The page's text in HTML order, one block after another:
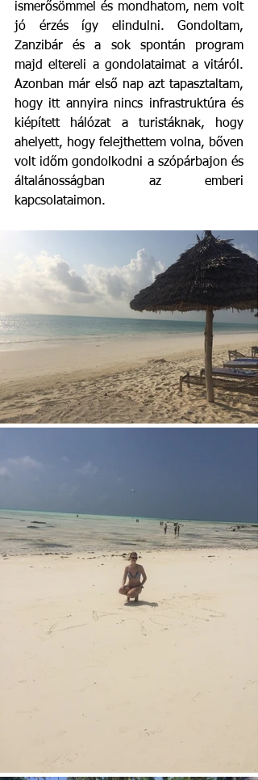
ismerősömmel és mondhatom, nem volt
jó érzés így elindulni. Gondoltam,
Zanzibár és a sok spontán program
majd eltereli a gondolataimat a vitáról.
Azonban már első nap azt tapasztaltam,
hogy itt annyira nincs infrastruktúra és
kiépített hálózat a turistáknak, hogy
ahelyett, hogy felejthettem volna, bőven
volt időm gondolkodni a szópárbajon és
általánosságban az emberi
kapcsolataimon.